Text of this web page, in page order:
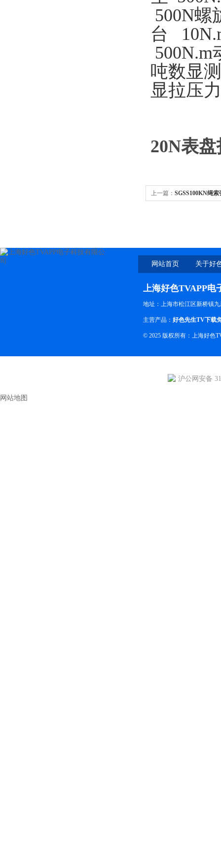
500N
台
吨数显
显拉压
20N表
上一篇： SGSS100KN绳
网站首页 关于好
上海好色TVAPP电
地址：上海市松江区新桥镇
主营产品： 好色先生TV下载
© 2025 版权所有：上海好色
沪公网安备
网站地图